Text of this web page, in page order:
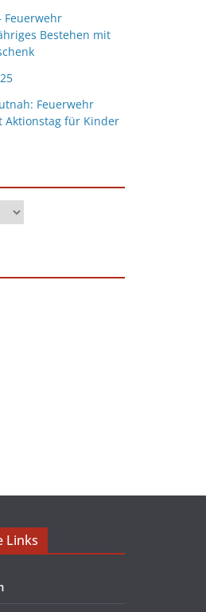
Feuerwehr
Bestehen mit
Feuerwehr
Aktionstag für Kinder
Links